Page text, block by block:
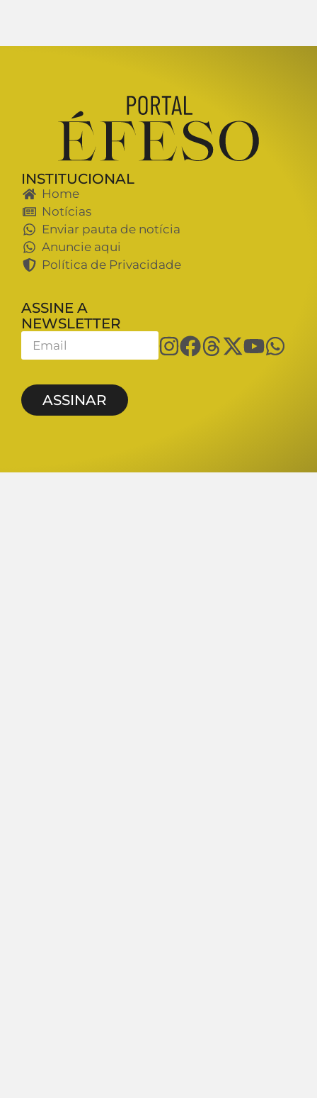
INSTITUCIONAL
Home
Notícias
Enviar pauta de notícia
Anuncie aqui
Política de Privacidade
ASSINE A
NEWSLETTER
ASSINAR